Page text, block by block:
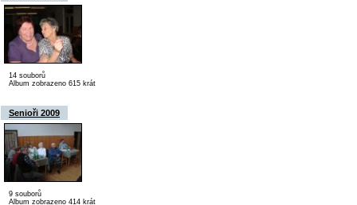
14 souborů
Album zobrazeno 615 krát
Senioři 2009
9 souborů
Album zobrazeno 414 krát